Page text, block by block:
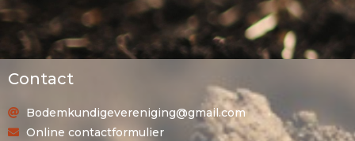
Contact
Bodemkundigevereniging@gmail.com
Online contactformulier